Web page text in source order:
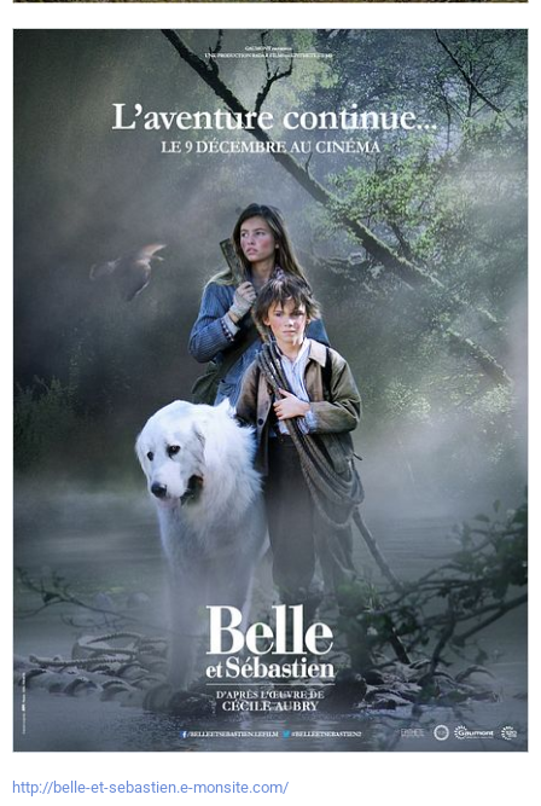
http://belle-et-sebastien.e-monsite.com/